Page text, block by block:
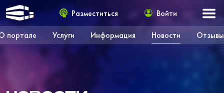
портале Услуги Информация Новости Отзывы
Разместиться Войти